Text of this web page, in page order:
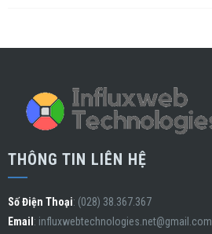
THÔNG TIN LIÊN HỆ
Số Điện Thoại: (028) 38.367.367
Email : influxwebtechnologies.net@gmail.com